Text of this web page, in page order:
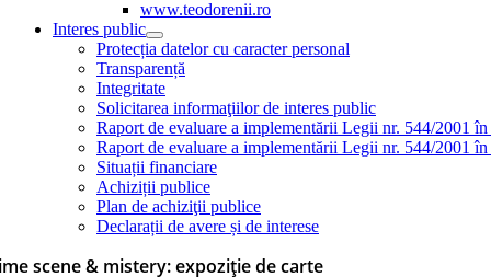
www.teodorenii.ro
Interes public
Protecția datelor cu caracter personal
Transparență
Integritate
Solicitarea informaţiilor de interes public
Raport de evaluare a implementării Legii nr. 544/2001
Raport de evaluare a implementării Legii nr. 544/2001
Situații financiare
Achiziții publice
Plan de achiziţii publice
Declarații de avere și de interese
scene & mistery: expoziție de carte